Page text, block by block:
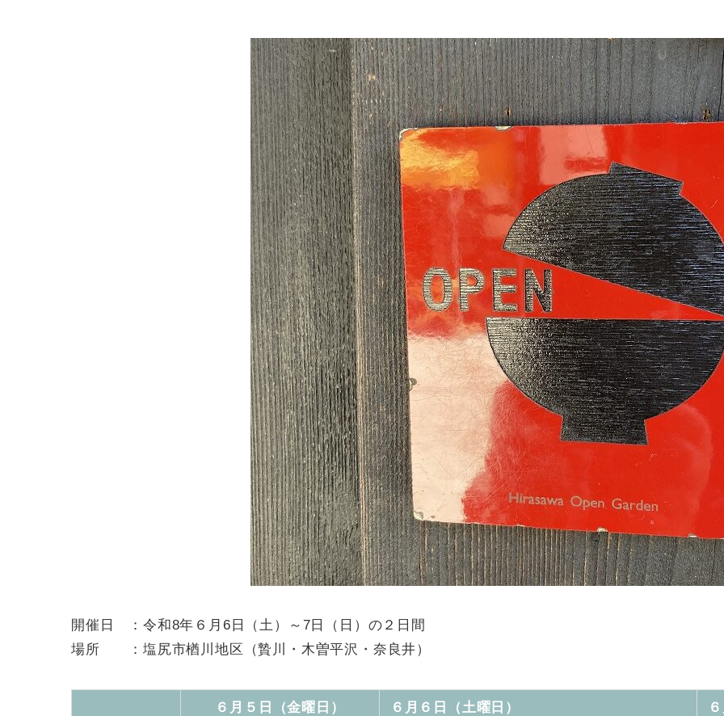
開催日 ：令和8年６月6日（土）～7日（日）の２日間
場所 ：塩尻市楢川地区（贄川・木曽平沢・奈良井）
６月５日（金曜日） ６月６日（土曜日）